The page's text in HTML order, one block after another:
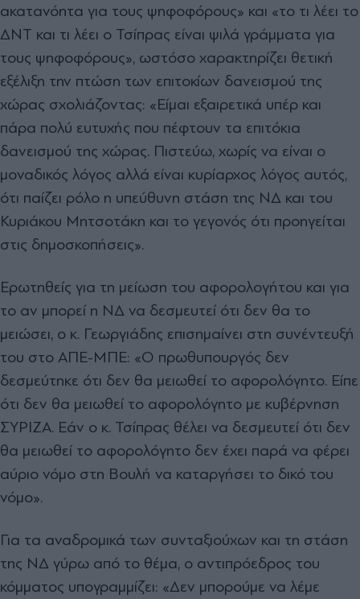
ακατανόητα για τους ψηφοφόρους» και «το τι λέει το
ΔΝΤ και τι λέει ο Τσίπρας είναι ψιλά γράμματα για
τους ψηφοφόρους», ωστόσο χαρακτηρίζει θετική
εξέλιξη την πτώση των επιτοκίων δανεισμού της
χώρας σχολιάζοντας: «Είμαι εξαιρετικά υπέρ και
πάρα πολύ ευτυχής που πέφτουν τα επιτόκια
δανεισμού της χώρας. Πιστεύω, χωρίς να είναι ο
μοναδικός λόγος αλλά είναι κυρίαρχος λόγος αυτός,
ότι παίζει ρόλο η υπεύθυνη στάση της ΝΔ και του
Κυριάκου Μητσοτάκη και το γεγονός ότι προηγείται
στις δημοσκοπήσεις».
Ερωτηθείς για τη μείωση του αφορολογήτου και για
το αν μπορεί η ΝΔ να δεσμευτεί ότι δεν θα το
μειώσει, ο κ. Γεωργιάδης επισημαίνει στη συνέντευξή
του στο ΑΠΕ-ΜΠΕ: «Ο πρωθυπουργός δεν
δεσμεύτηκε ότι δεν θα μειωθεί το αφορολόγητο. Είπε
ότι δεν θα μειωθεί το αφορολόγητο με κυβέρνηση
ΣΥΡΙΖΑ. Εάν ο κ. Τσίπρας θέλει να δεσμευτεί ότι δεν
θα μειωθεί το αφορολόγητο δεν έχει παρά να φέρει
αύριο νόμο στη Βουλή να καταργήσει το δικό του
νόμο».
Για τα αναδρομικά των συνταξιούχων και τη στάση
της ΝΔ γύρω από το θέμα, ο αντιπρόεδρος του
κόμματος υπογραμμίζει: «Δεν μπορούμε να λέμε